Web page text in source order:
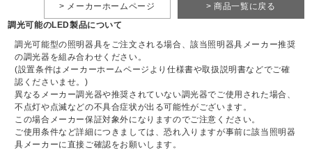
> 商品一覧に戻る
> メーカーホームページ
調光可能のLED製品について
調光可能型の照明器具をご注文される場合、該当照明器具メーカー推奨
の調光器を組み合わせください。
(設置条件はメーカーホームページより仕様書や取扱説明書などでご確
認くださいませ。)
異なるメーカー調光器や推奨されていない調光器でご使用された場合、
不点灯や点滅などの不具合症状が出る可能性がございます。
この場合メーカー保証対象外になりますのでご注意ください。
ご使用条件など詳細につきましては、恐れ入りますが事前に該当照明器
具メーカーに直接ご確認をお願いします。